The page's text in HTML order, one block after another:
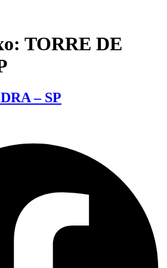
TORRE DE
– SP